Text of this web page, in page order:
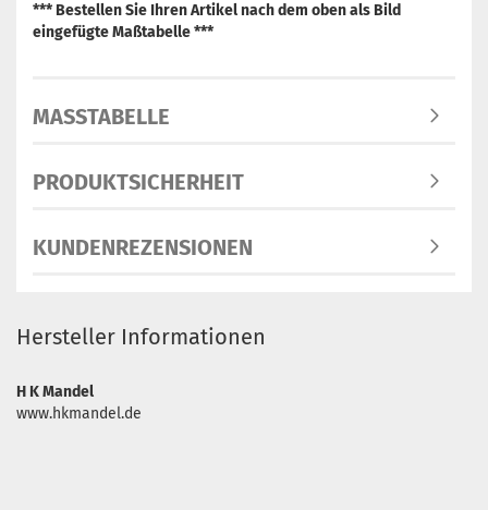
*** Bestellen Sie Ihren Artikel nach dem oben als Bild
eingefügte Maßtabelle ***
MASSTABELLE
PRODUKTSICHERHEIT
KUNDENREZENSIONEN
Hersteller Informationen
H K Mandel
www.hkmandel.de